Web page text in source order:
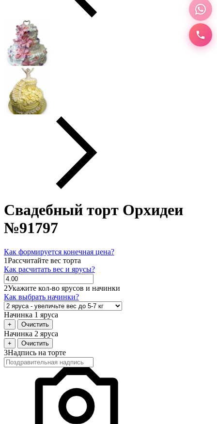
Свадебный торт Орхидеи
№91797
Как формируется конечная цена?
1Рассчитайте вес торта
Как расчитать вес и ярусы?
2Укажите кол-во ярусов и начинки
Как выбрать начинки?
Начинка 1 яруса
+ Очистить
Начинка 2 яруса
+ Очистить
3Надпись на торте